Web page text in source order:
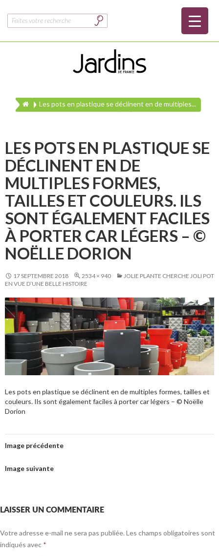
Rechercher :
Les pots en plastique se déclinent en de multiples...
LES POTS EN PLASTIQUE SE
DÉCLINENT EN DE
MULTIPLES FORMES,
TAILLES ET COULEURS. ILS
SONT ÉGALEMENT FACILES
À PORTER CAR LÉGERS – ©
NOËLLE DORION
17 SEPTEMBRE 2018 2534 × 940
JOLIE PLANTE CHERCHE JOLI POT
EN VUE D’UNE BELLE HISTOIRE
Les pots en plastique se déclinent en de multiples formes, tailles et
couleurs. Ils sont également faciles à porter car légers – © Noëlle
Dorion
Image précédente
Image suivante
LAISSER UN COMMENTAIRE
Votre adresse e-mail ne sera pas publiée. Les champs obligatoires sont
indiqués avec *